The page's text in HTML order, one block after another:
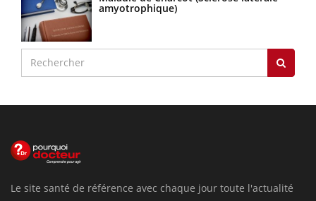
amyotrophique)
Le site santé de référence avec chaque jour toute l'actualité